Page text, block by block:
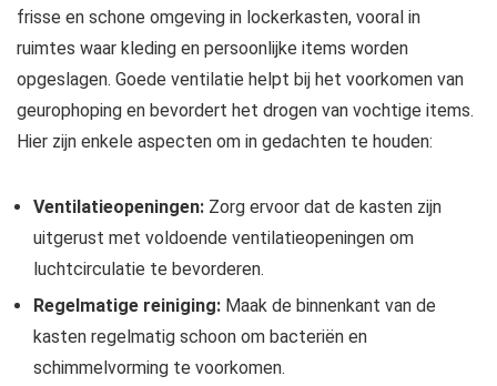
frisse en schone omgeving in lockerkasten, vooral in
ruimtes waar kleding en persoonlijke items worden
opgeslagen. Goede ventilatie helpt bij het voorkomen van
geurophoping en bevordert het drogen van vochtige items.
Hier zijn enkele aspecten om in gedachten te houden:
Ventilatieopeningen: Zorg ervoor dat de kasten zijn
uitgerust met voldoende ventilatieopeningen om
luchtcirculatie te bevorderen.
Regelmatige reiniging: Maak de binnenkant van de
kasten regelmatig schoon om bacteriën en
schimmelvorming te voorkomen.